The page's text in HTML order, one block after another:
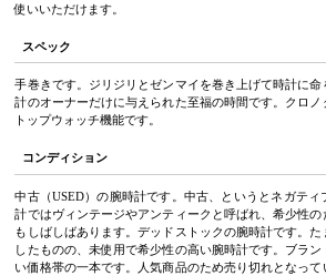
使いいただけます。
スペック
手巻きです。ジリジリとゼンマイを巻き上げて時計に
計のオーナーだけに与えられた至福の時間です。クロ
トップウォッチ機能です。
コンディション
中古（USED）の腕時計です。中古、というとネガテ
計ではヴィンテージやアンティークと呼ばれ、希少性
もしばしばあります。デッドストックの腕時計です。
したものの、未使用で希少性の高い腕時計です。ブラ
い価格帯の一本です。人気商品のため売り切れとなっ